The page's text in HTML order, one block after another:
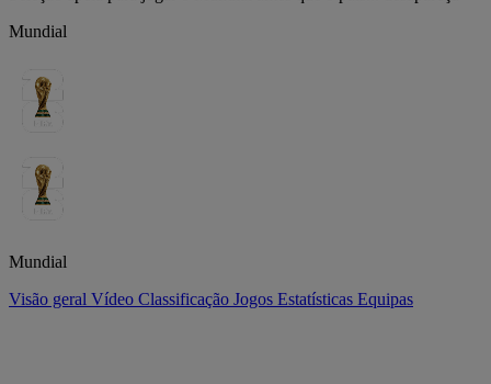
Mundial
Mundial
Visão geral Vídeo Classificação Jogos Estatísticas Equipas